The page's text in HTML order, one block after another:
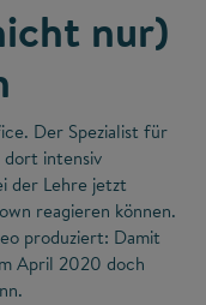
nur)
Der Spezialist für
dort intensiv
der Lehre jetzt
reagieren können.
produziert: Damit
April 2020 doch